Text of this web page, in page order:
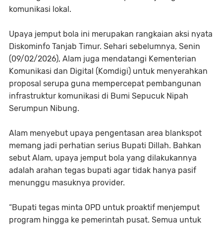
komunikasi lokal.
​Upaya jemput bola ini merupakan rangkaian aksi nyata
Diskominfo Tanjab Timur. Sehari sebelumnya, Senin
(09/02/2026), Alam juga mendatangi Kementerian
Komunikasi dan Digital (Komdigi) untuk menyerahkan
proposal serupa guna mempercepat pembangunan
infrastruktur komunikasi di Bumi Sepucuk Nipah
Serumpun Nibung.
Alam menyebut upaya pengentasan area blankspot
memang jadi perhatian serius Bupati Dillah. Bahkan
sebut Alam, upaya jemput bola yang dilakukannya
adalah arahan tegas bupati agar tidak hanya pasif
menunggu masuknya provider.
“Bupati tegas minta OPD untuk proaktif menjemput
program hingga ke pemerintah pusat. Semua untuk